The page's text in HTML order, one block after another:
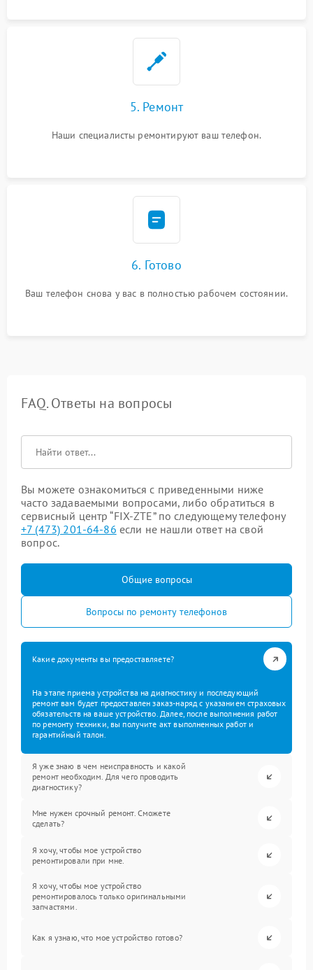
5. Ремонт
Наши специалисты ремонтируют ваш телефон.
6. Готово
Ваш телефон снова у вас в полностью рабочем состоянии.
FAQ. Ответы на вопросы
Вы можете ознакомиться с приведенными ниже
часто задаваемыми вопросами, либо обратиться в
сервисный центр “FIX-ZTE” по следующему телефону
+7 (473) 201-64-86 если не нашли ответ на свой
вопрос.
Общие вопросы
Вопросы по ремонту телефонов
Какие документы вы предоставляете?
На этапе приема устройства на диагностику и последующий
ремонт вам будет предоставлен заказ-наряд с указанием страховых
обязательств на ваше устройство. Далее, после выполнения работ
по ремонту техники, вы получите акт выполненных работ и
гарантийный талон.
Я уже знаю в чем неисправность и какой
ремонт необходим. Для чего проводить
диагностику?
Мне нужен срочный ремонт. Сможете
сделать?
Я хочу, чтобы мое устройство
ремонтировали при мне.
Я хочу, чтобы мое устройство
ремонтировалось только оригинальными
запчастями.
Как я узнаю, что мое устройство готово?